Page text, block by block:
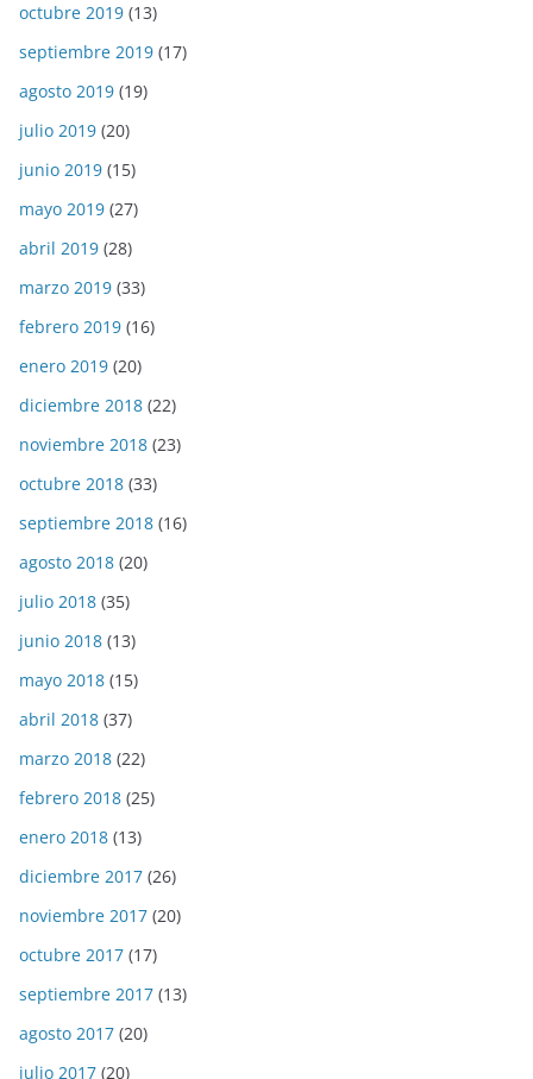
octubre 2019 (13)
septiembre 2019 (17)
agosto 2019 (19)
julio 2019 (20)
junio 2019 (15)
mayo 2019 (27)
abril 2019 (28)
marzo 2019 (33)
febrero 2019 (16)
enero 2019 (20)
diciembre 2018 (22)
noviembre 2018 (23)
octubre 2018 (33)
septiembre 2018 (16)
agosto 2018 (20)
julio 2018 (35)
junio 2018 (13)
mayo 2018 (15)
abril 2018 (37)
marzo 2018 (22)
febrero 2018 (25)
enero 2018 (13)
diciembre 2017 (26)
noviembre 2017 (20)
octubre 2017 (17)
septiembre 2017 (13)
agosto 2017 (20)
julio 2017 (20)